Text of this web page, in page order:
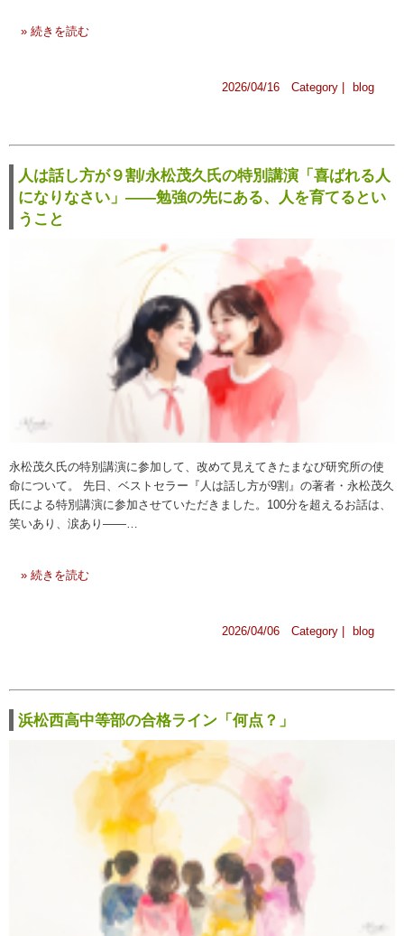
» 続きを読む
2026/04/16 Category | blog
人は話し方が９割/永松茂久氏の特別講演「喜ばれる人
になりなさい」——勉強の先にある、人を育てるとい
うこと
永松茂久氏の特別講演に参加して、改めて見えてきたまなび研究所の使
命について。 先日、ベストセラー『人は話し方が9割』の著者・永松茂久
氏による特別講演に参加させていただきました。100分を超えるお話は、
笑いあり、涙あり——…
» 続きを読む
2026/04/06 Category | blog
浜松西高中等部の合格ライン「何点？」